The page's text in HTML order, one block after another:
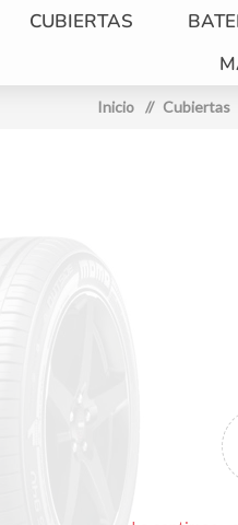
CUBIERTAS
Inicio / Cubiertas